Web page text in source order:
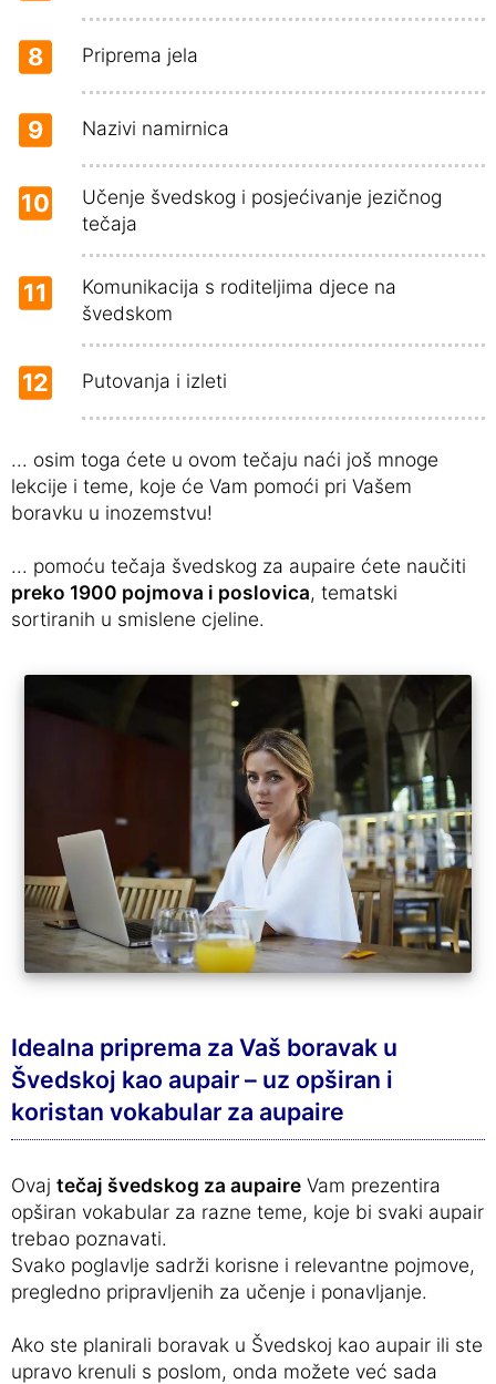
8 Priprema jela
9 Nazivi namirnica
10
Učenje švedskog i posjećivanje jezičnog
tečaja
11
Komunikacija s roditeljima djece na
švedskom
12 Putovanja i izleti
... osim toga ćete u ovom tečaju naći još mnoge
lekcije i teme, koje će Vam pomoći pri Vašem
boravku u inozemstvu!
... pomoću tečaja švedskog za aupaire ćete naučiti
preko 1900 pojmova i poslovica, tematski
sortiranih u smislene cjeline.
Idealna priprema za Vaš boravak u
Švedskoj kao aupair – uz opširan i
koristan vokabular za aupaire
Ovaj tečaj švedskog za aupaire Vam prezentira
opširan vokabular za razne teme, koje bi svaki aupair
trebao poznavati.
Svako poglavlje sadrži korisne i relevantne pojmove,
pregledno pripravljenih za učenje i ponavljanje.
Ako ste planirali boravak u Švedskoj kao aupair ili ste
upravo krenuli s poslom, onda možete već sada